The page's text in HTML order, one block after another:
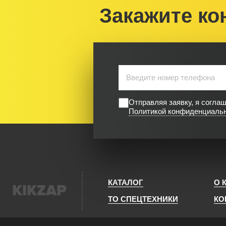
Закажите
Отправляя заявку, я
Политикой
KIKZAP КАТАЛОГ
О
ТО СПЕЦТЕХНИКИ